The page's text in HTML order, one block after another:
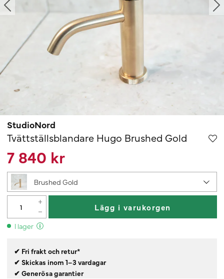
StudioNord
Tvättställsblandare Hugo Brushed Gold
7 840 kr
Brushed Gold
Lägg i varukorgen
I lager
✔ Fri frakt och retur*
✔ Skickas inom 1–3 vardagar
✔ Generösa garantier